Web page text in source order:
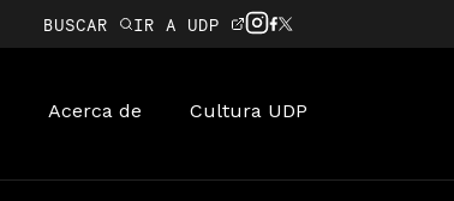
BUSCAR IR A UDP
Acerca de Cultura UDP